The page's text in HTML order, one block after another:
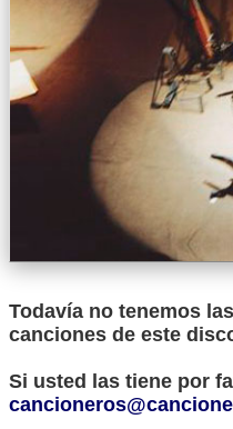
Todavía no tenemos
canciones de este
Si usted las tiene por